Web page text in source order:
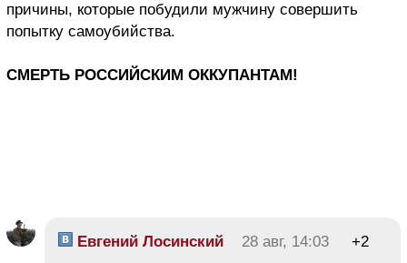
причины, которые побудили мужчину совершить
попытку самоубийства.
СМЕРТЬ РОССИЙСКИМ ОККУПАНТАМ!
Евгений Лосинский 28 авг, 14:03 +2